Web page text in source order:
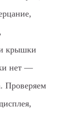
крышки
нет —
Проверяем